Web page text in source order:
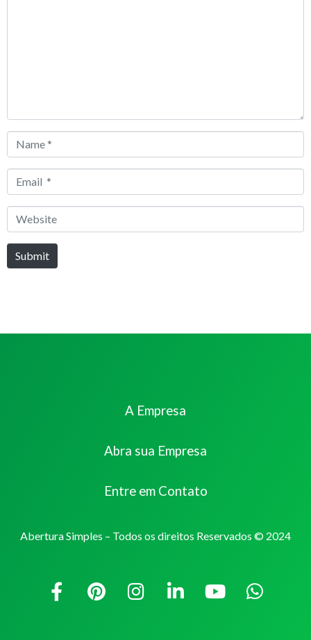
Name
Email
Website
Submit
A Empresa
Abra sua Empresa
Entre em Contato
Abertura Simples – Todos os direitos Reservados © 2024